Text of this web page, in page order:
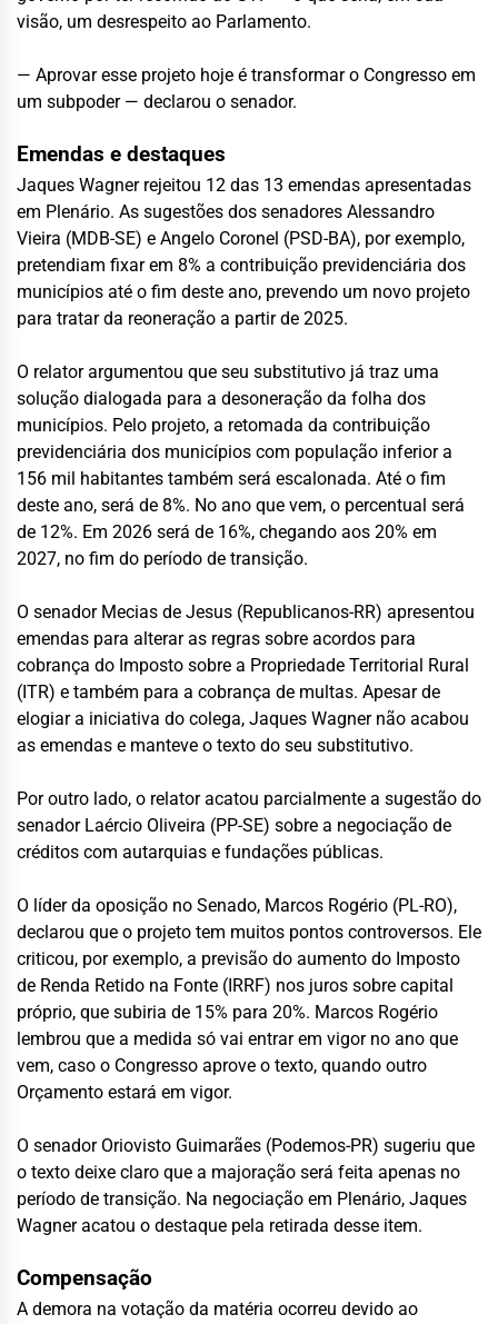
visão, um desrespeito ao Parlamento.
— Aprovar esse projeto hoje é transformar o Congresso em
um subpoder — declarou o senador.
Emendas e destaques
Jaques Wagner rejeitou 12 das 13 emendas apresentadas
em Plenário. As sugestões dos senadores Alessandro
Vieira (MDB-SE) e Angelo Coronel (PSD-BA), por exemplo,
pretendiam fixar em 8% a contribuição previdenciária dos
municípios até o fim deste ano, prevendo um novo projeto
para tratar da reoneração a partir de 2025.
O relator argumentou que seu substitutivo já traz uma
solução dialogada para a desoneração da folha dos
municípios. Pelo projeto, a retomada da contribuição
previdenciária dos municípios com população inferior a
156 mil habitantes também será escalonada. Até o fim
deste ano, será de 8%. No ano que vem, o percentual será
de 12%. Em 2026 será de 16%, chegando aos 20% em
2027, no fim do período de transição.
O senador Mecias de Jesus (Republicanos-RR) apresentou
emendas para alterar as regras sobre acordos para
cobrança do Imposto sobre a Propriedade Territorial Rural
(ITR) e também para a cobrança de multas. Apesar de
elogiar a iniciativa do colega, Jaques Wagner não acabou
as emendas e manteve o texto do seu substitutivo.
Por outro lado, o relator acatou parcialmente a sugestão do
senador Laércio Oliveira (PP-SE) sobre a negociação de
créditos com autarquias e fundações públicas.
O líder da oposição no Senado, Marcos Rogério (PL-RO),
declarou que o projeto tem muitos pontos controversos. Ele
criticou, por exemplo, a previsão do aumento do Imposto
de Renda Retido na Fonte (IRRF) nos juros sobre capital
próprio, que subiria de 15% para 20%. Marcos Rogério
lembrou que a medida só vai entrar em vigor no ano que
vem, caso o Congresso aprove o texto, quando outro
Orçamento estará em vigor.
O senador Oriovisto Guimarães (Podemos-PR) sugeriu que
o texto deixe claro que a majoração será feita apenas no
período de transição. Na negociação em Plenário, Jaques
Wagner acatou o destaque pela retirada desse item.
Compensação
A demora na votação da matéria ocorreu devido ao